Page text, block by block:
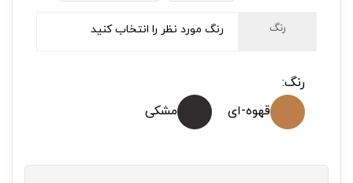
رنگ رنگ مورد نظر را انتخاب کنید
رنگ:
قهوه-ای
مشکی